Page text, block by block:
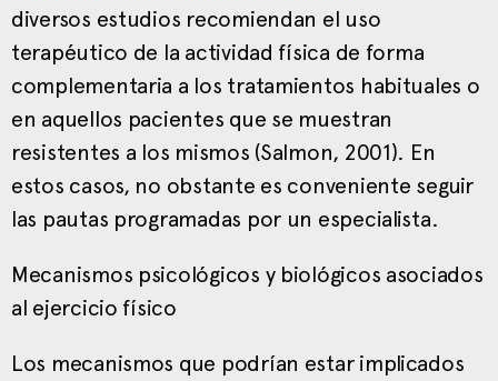
diversos estudios recomiendan el uso
terapéutico de la actividad física de forma
complementaria a los tratamientos habituales o
en aquellos pacientes que se muestran
resistentes a los mismos (Salmon, 2001). En
estos casos, no obstante es conveniente seguir
las pautas programadas por un especialista.
Mecanismos psicológicos y biológicos asociados
al ejercicio físico
Los mecanismos que podrían estar implicados